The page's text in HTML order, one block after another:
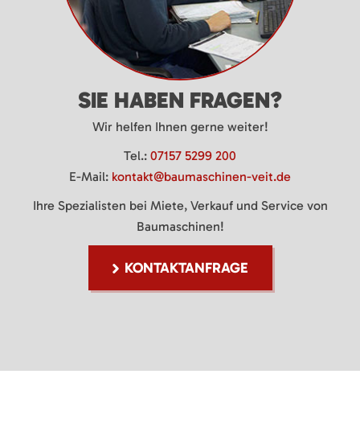
SIE HABEN FRAGEN?
Wir helfen Ihnen gerne weiter!
Tel.: 07157 5299 200
E-Mail: kontakt@baumaschinen-veit.de
Ihre Spezialisten bei Miete, Verkauf und Service von
Baumaschinen!
KONTAKTANFRAGE